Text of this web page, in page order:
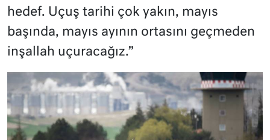
hedef. Uçuş tarihi çok yakın, mayıs
başında, mayıs ayının ortasını geçmeden
inşallah uçuracağız.”